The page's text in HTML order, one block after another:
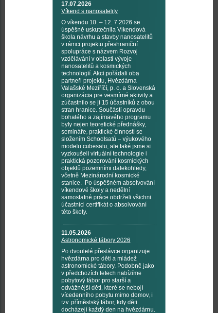
17.07.2026
Víkend s nanosatelity
O víkendu 10. – 12. 7 2026 se
úspěšně uskutečnila Víkendová
škola návrhu a stavby nanosatelitů
v rámci projektu přeshraniční
spolupráce s názvem Rozvoj
vzdělávání v oblasti vývoje
nanosatelitů a kosmických
technologií. Akci pořádali oba
partneři projektu, Hvězdárna
Valašské Meziříčí, p. o. a Slovenská
organizácia pre vesmírné aktivity a
zúčastnilo se ji 15 účastníků z obou
stran hranice. Součástí opravdu
bohatého a zajímavého programu
byly nejen teoretické přednášky,
semináře, praktické činnosti se
složením Schoolsatů – výukového
modelu cubesatu, ale také jsme si
vyzkoušeli virtuální technologie i
praktická pozorování kosmických
objektů pozemními dalekohledy,
včetně Mezinárodní kosmické
stanice. Po úspěšném absolvování
víkendové školy a nedělní
samostatné práce obdrželi všichni
účastníci certifikát o absolvování
této školy.
11.05.2026
Astronomické tábory 2026
Po dvouleté přestávce organizuje
hvězdárna pro děti a mládež
astronomické tábory. Podobně jako
v předchozích letech nabízíme
pobytový tábor pro starší a
odvážnější děti, které se nebojí
vícedenního pobytu mimo domov, i
tzv. příměstský tábor, kdy děti
docházejí každý den na hvězdárnu.